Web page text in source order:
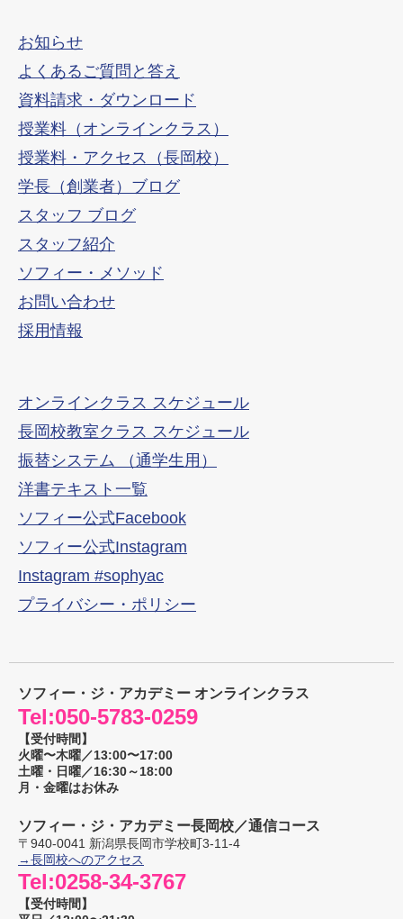
お知らせ
よくあるご質問と答え
資料請求・ダウンロード
授業料（オンラインクラス）
授業料・アクセス（長岡校）
学長（創業者）ブログ
スタッフ ブログ
スタッフ紹介
ソフィー・メソッド
お問い合わせ
採用情報
オンラインクラス スケジュール
長岡校教室クラス スケジュール
振替システム （通学生用）
洋書テキスト一覧
ソフィー公式Facebook
ソフィー公式Instagram
Instagram #sophyac
プライバシー・ポリシー
ソフィー・ジ・アカデミー オンラインクラス
Tel:050-5783-0259
【受付時間】
火曜〜木曜／13:00〜17:00
土曜・日曜／16:30～18:00
月・金曜はお休み
ソフィー・ジ・アカデミー長岡校／通信コース
〒 940-0041 新潟県長岡市学校町3-11-4
→長岡校へのアクセス
Tel:0258-34-3767
【受付時間】